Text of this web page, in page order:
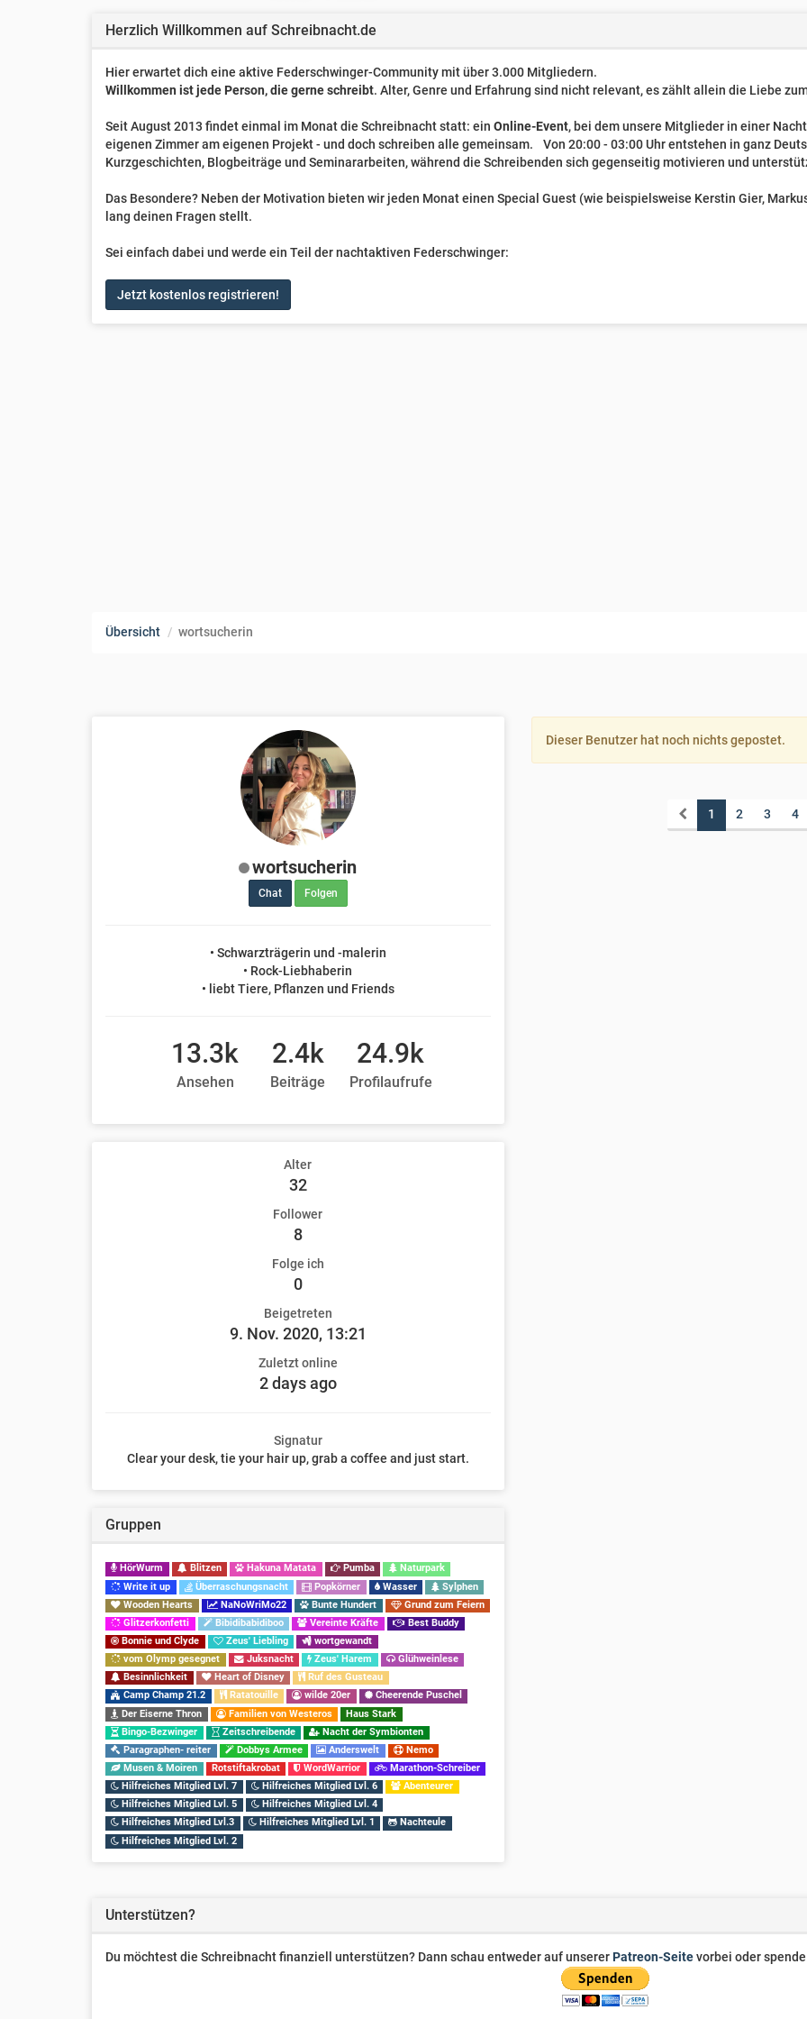
Herzlich Willkommen auf Schreibnacht.de
Hier erwartet dich eine aktive Federschwinger-Community mit über 3.000 Mitgliedern.
Willkommen ist jede Person, die gerne schreibt. Alter, Genre und Erfahrung sind nicht relevant, es zählt allein die Liebe
Seit August 2013 findet einmal im Monat die Schreibnacht statt: ein Online-Event, bei dem unsere Mitglieder in einer
eigenen Zimmer am eigenen Projekt - und doch schreiben alle gemeinsam. Von 20:00 - 03:00 Uhr entstehen in ganz
Kurzgeschichten, Blogbeiträge und Seminararbeiten, während die Schreibenden sich gegenseitig motivieren und
Das Besondere? Neben der Motivation bieten wir jeden Monat einen Special Guest (wie beispielsweise Kerstin Gier,
lang deinen Fragen stellt.
Sei einfach dabei und werde ein Teil der nachtaktiven Federschwinger:
Jetzt kostenlos registrieren!
Übersicht wortsucherin
wortsucherin
Chat Folgen
• Schwarzträgerin und -malerin
• Rock-Liebhaberin
• liebt Tiere, Pflanzen und Friends
13.3k
Ansehen
2.4k
Beiträge
24.9k
Profilaufrufe
Alter
32
Follower
8
Folge ich
0
Beigetreten
9. Nov. 2020, 13:21
Zuletzt online
2 days ago
Signatur
Clear your desk, tie your hair up, grab a coffee and just start.
Gruppen
HörWurm Blitzen Hakuna Matata Pumba
Naturpark
Write it up
Überraschungsnacht Popkörner Wasser
Sylphen
Wooden Hearts
NaNoWriMo22 Bunte Hundert
Grund zum Feiern
Glitzerkonfetti
Bibidibabidiboo Vereinte Kräfte
Best Buddy
Bonnie und Clyde
Zeus' Liebling
wortgewandt
vom Olymp gesegnet
Juksnacht Zeus' Harem
Glühweinlese
Besinnlichkeit
Heart of Disney
Ruf des Gusteau
Camp Champ 21.2
Ratatouille wilde 20er
Cheerende Puschel
Der Eiserne Thron
Familien von Westeros
Haus Stark
Bingo-Bezwinger
Zeitschreibende
Nacht der Symbionten
Paragraphen- reiter
Dobbys Armee Anderswelt
Nemo
Musen & Moiren
Rotstiftakrobat WordWarrior
Marathon-Schreiber
Hilfreiches Mitglied Lvl. 7
Hilfreiches Mitglied Lvl. 6
Abenteurer
Hilfreiches Mitglied Lvl. 5
Hilfreiches Mitglied Lvl. 4
Hilfreiches Mitglied Lvl.3
Hilfreiches Mitglied Lvl. 1
Nachteule
Hilfreiches Mitglied Lvl. 2
Dieser Benutzer hat noch nichts gepostet.
1 2 3 4
Unterstützen?
Du möchtest die Schreibnacht finanziell unterstützen? Dann schau entweder auf unsererPatreon-Seitevorbei oder